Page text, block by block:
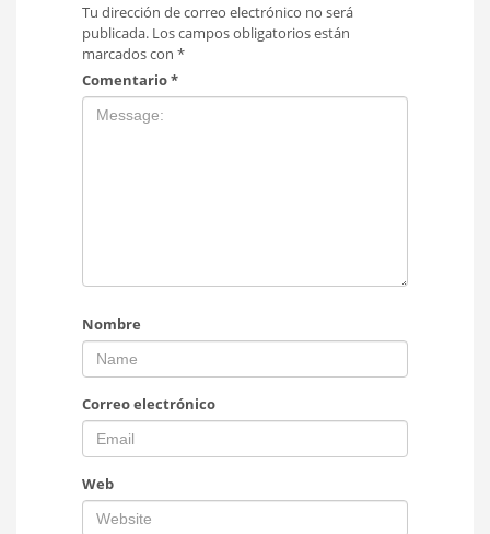
Tu dirección de correo electrónico no será
publicada. Los campos obligatorios están
marcados con *
Comentario*
Nombre
Correo electrónico
Web